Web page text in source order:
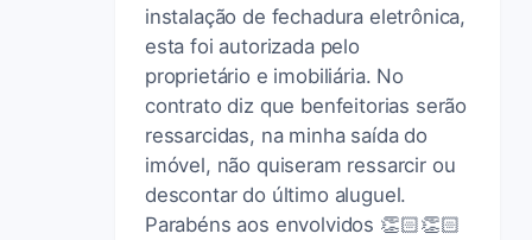
instalação de fechadura eletrônica,
esta foi autorizada pelo
proprietário e imobiliária. No
contrato diz que benfeitorias serão
ressarcidas, na minha saída do
imóvel, não quiseram ressarcir ou
descontar do último aluguel.
Parabéns aos envolvidos 👏🏻👏🏻